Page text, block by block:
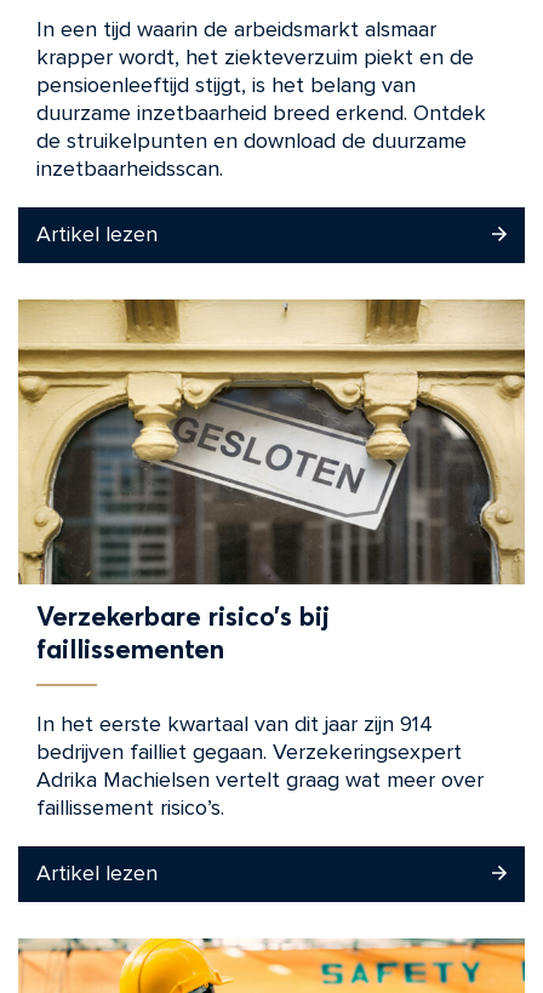
In een tijd waarin de arbeidsmarkt alsmaar
krapper wordt, het ziekteverzuim piekt en de
pensioenleeftijd stijgt, is het belang van
duurzame inzetbaarheid breed erkend. Ontdek
de struikelpunten en download de duurzame
inzetbaarheidsscan.
Artikel lezen
Verzekerbare risico’s bij
faillissementen
In het eerste kwartaal van dit jaar zijn 914
bedrijven failliet gegaan. Verzekeringsexpert
Adrika Machielsen vertelt graag wat meer over
faillissement risico’s.
Artikel lezen